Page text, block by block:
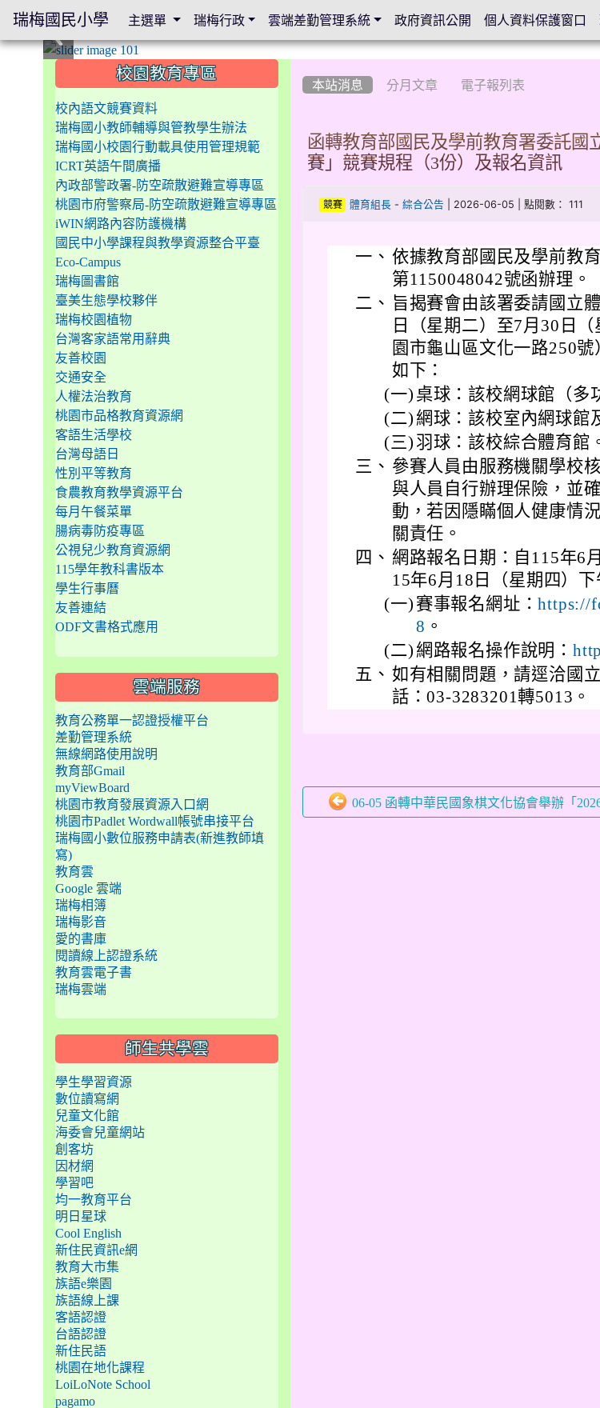
本站消息 分月文章 電子報列表
函轉教育部國民及學前教育署委託國
賽」競賽規程（3份）及報名資訊
競賽 體育組長 -綜合公告 | 2026-06-05 | 點閱數： 111
一、 依據教育部國民及學前教
第1150048042號函辦理。
二、 旨揭賽會由該署委請國立
日（星期二）至7月30日
園市龜山區文化一路250
如下：
(一) 桌球：該校網球館（多
(二) 網球：該校室內網球館
(三) 羽球：該校綜合體育館
三、 參賽人員由服務機關學校
與人員自行辦理保險，並
動，若因隱瞞個人健康情
關責任。
四、 網路報名日期：自115年6
15年6月18日（星期四）下
(一) 賽事報名網址：https://
8 。
(二) 網路報名操作說明：
五、 如有相關問題，請逕洽國
話：03-3283201轉5013。
06-05 函轉中華民國象棋文化協會舉辦「2026
::: 校園教育專區
校內語文競賽資料
瑞梅國小教師輔導與管教學生辦法
瑞梅國小校園行動載具使用管理規範
ICRT英語午間廣播
內政部警政署-防空疏散避難宣導專區
桃園市府警察局-防空疏散避難宣導專區
iWIN網路內容防護機構
國民中小學課程與教學資源整合平臺
Eco-Campus
瑞梅圖書館
臺美生態學校夥伴
瑞梅校園植物
台灣客家語常用辭典
友善校園
交通安全
人權法治教育
桃園市品格教育資源網
客語生活學校
台灣母語日
性別平等教育
食農教育教學資源平台
每月午餐菜單
腸病毒防疫專區
公視兒少教育資源網
115學年教科書版本
學生行事曆
友善連結
ODF文書格式應用
雲端服務
教育公務單一認證授權平台
差勤管理系統
無線網路使用說明
教育部Gmail
myViewBoard
桃園市教育發展資源入口網
桃園市Padlet Wordwall帳號串接平台
瑞梅國小數位服務申請表(新進教師填
寫)
教育雲
Google 雲端
瑞梅相簿
瑞梅影音
愛的書庫
閱讀線上認證系統
教育雲電子書
瑞梅雲端
師生共學雲
學生學習資源
數位讀寫網
兒童文化館
海委會兒童網站
創客坊
因材網
學習吧
均一教育平台
明日星球
Cool English
新住民資訊e網
教育大市集
族語e樂園
族語線上課
客語認證
台語認證
新住民語
桃園在地化課程
LoiLoNote School
pagamo
瑞梅國民小學 主選單 瑞梅行政 雲端差勤管理系統 政府資訊公開 個人資料保護窗口